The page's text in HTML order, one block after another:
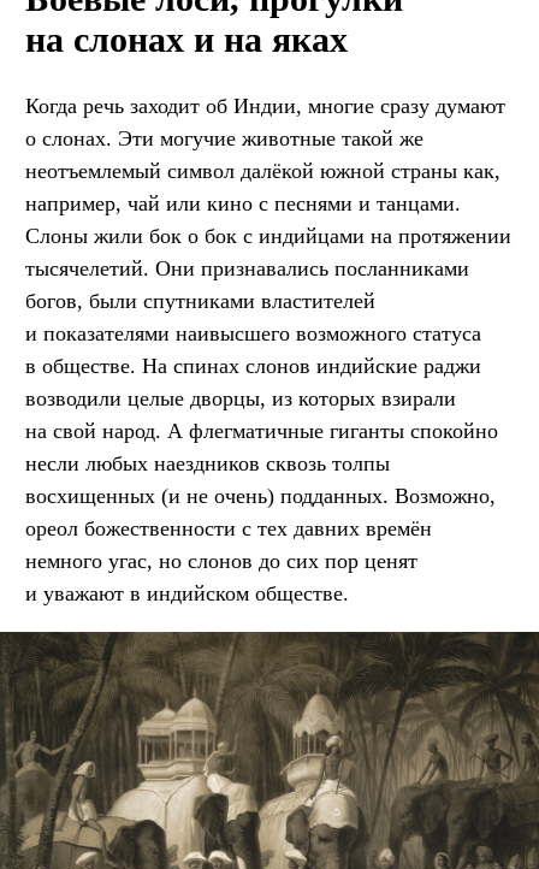
на слонах и на яках
Когда речь заходит об Индии, многие сразу думают
о слонах. Эти могучие животные такой же
неотъемлемый символ далёкой южной страны как,
например, чай или кино с песнями и танцами.
Слоны жили бок о бок с индийцами на протяжении
тысячелетий. Они признавались посланниками
богов, были спутниками властителей
и показателями наивысшего возможного статуса
в обществе. На спинах слонов индийские раджи
возводили целые дворцы, из которых взирали
на свой народ. А флегматичные гиганты спокойно
несли любых наездников сквозь толпы
восхищенных (и не очень) подданных. Возможно,
ореол божественности с тех давних времён
немного угас, но слонов до сих пор ценят
и уважают в индийском обществе.